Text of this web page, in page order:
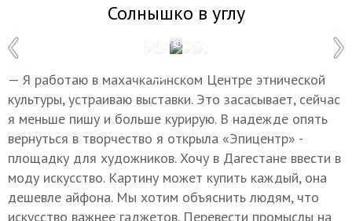
Солнышко в углу
Фото: Владимир Севриновский
1 / 5
— Я работаю в махачкалинском Центре этнической
культуры, устраиваю выставки. Это засасывает, сейчас
я меньше пишу и больше курирую. В надежде опять
вернуться в творчество я открыла «Эпицентр» -
площадку для художников. Хочу в Дагестане ввести в
моду искусство. Картину может купить каждый, она
дешевле айфона. Мы хотим объяснить людям, что
искусство важнее гаджетов. Перевести промыслы на